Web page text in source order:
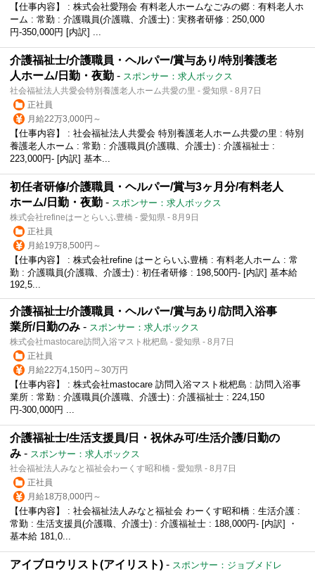
【仕事内容】 : 株式会社愛翔会 有料老人ホームなごみの郷 : 有料老人ホ
ーム : 常勤 : 介護職員(介護職、介護士) : 実務者研修 : 250,000
円-350,000円 [内訳] ...
介護福祉士/介護職員・ヘルパー/賞与あり/特別養護老
人ホーム/日勤・夜勤 - スポンサー：求人ボックス
社会福祉法人共愛会特別養護老人ホーム共愛の里 - 愛知県 - 8月7日
正社員
月給22万3,000円～
【仕事内容】 : 社会福祉法人共愛会 特別養護老人ホーム共愛の里 : 特別
養護老人ホーム : 常勤 : 介護職員(介護職、介護士) : 介護福祉士 :
223,000円- [内訳] 基本...
初任者研修/介護職員・ヘルパー/賞与3ヶ月分/有料老人
ホーム/日勤・夜勤 - スポンサー：求人ボックス
株式会社refineはーとらいふ豊橋 - 愛知県 - 8月9日
正社員
月給19万8,500円～
【仕事内容】 : 株式会社refine はーとらいふ豊橋 : 有料老人ホーム : 常
勤 : 介護職員(介護職、介護士) : 初任者研修 : 198,500円- [内訳] 基本給
192,5...
介護福祉士/介護職員・ヘルパー/賞与あり/訪問入浴事
業所/日勤のみ - スポンサー：求人ボックス
株式会社mastocare訪問入浴マスト枇杷島 - 愛知県 - 8月7日
正社員
月給22万4,150円～30万円
【仕事内容】 : 株式会社mastocare 訪問入浴マスト枇杷島 : 訪問入浴事
業所 : 常勤 : 介護職員(介護職、介護士) : 介護福祉士 : 224,150
円-300,000円 ...
介護福祉士/生活支援員/日・祝休み可/生活介護/日勤の
み - スポンサー：求人ボックス
社会福祉法人みなと福祉会わーくす昭和橋 - 愛知県 - 8月7日
正社員
月給18万8,000円～
【仕事内容】 : 社会福祉法人みなと福祉会 わーくす昭和橋 : 生活介護 :
常勤 : 生活支援員(介護職、介護士) : 介護福祉士 : 188,000円- [内訳] ・
基本給 181,0...
アイブロウリスト(アイリスト) - スポンサー：ジョブメドレ